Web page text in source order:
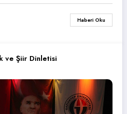
Haberi Oku
ve Şiir Dinletisi